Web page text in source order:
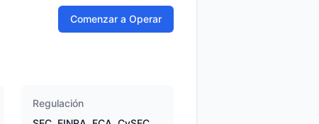
Comenzar a Operar
Regulación